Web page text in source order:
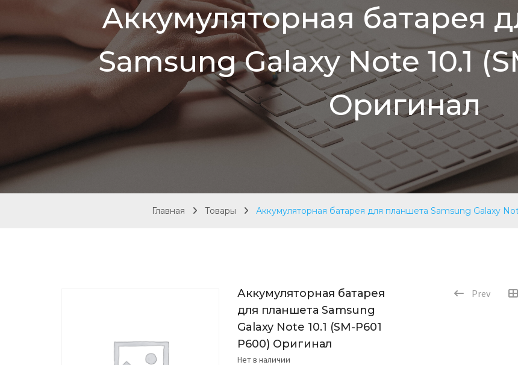
Аккумуляторная батарея
Samsung Galaxy Note 10.1
Оригинал
Главная Товары Аккумуляторная батарея для планшета Samsung Galaxy
Prev
Аккумуляторная батарея
для планшета Samsung
Galaxy Note 10.1 (SM-P601
P600) Оригинал
Нет в наличии